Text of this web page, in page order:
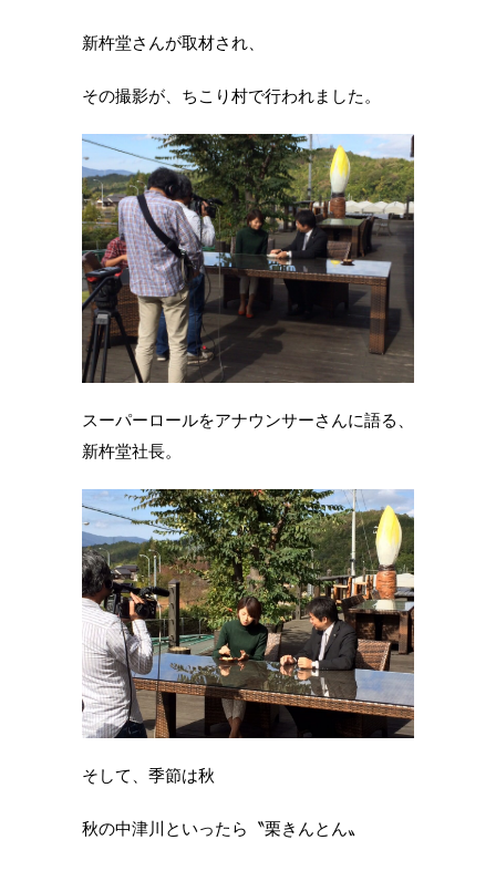
新杵堂さんが取材され、
その撮影が、ちこり村で行われました。
スーパーロールをアナウンサーさんに語る、
新杵堂社長。
そして、季節は秋
秋の中津川といったら〝栗きんとん〟